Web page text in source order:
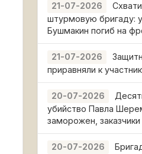
21-07-2026
штурмовую бригаду:
Бушмакин погиб на
21-07-2026
приравняли к
20-07-2026
убийство Павла
заморожен,
20-07-2026